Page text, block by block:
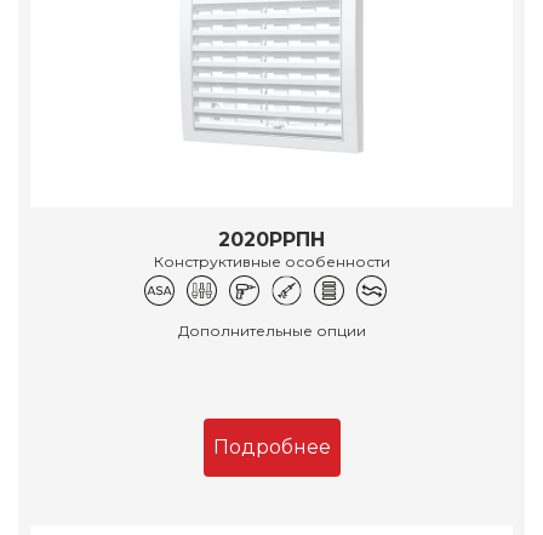
2020РРПН
Конструктивные особенности
Дополнительные опции
Подробнее